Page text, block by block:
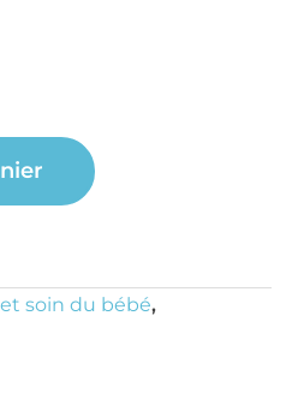
soin du bébé,